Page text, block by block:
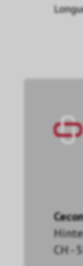
CH -